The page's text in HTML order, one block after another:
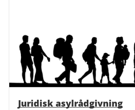
Juridisk asylrådgivning